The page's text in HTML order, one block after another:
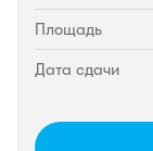
Площадь
Дата сдачи